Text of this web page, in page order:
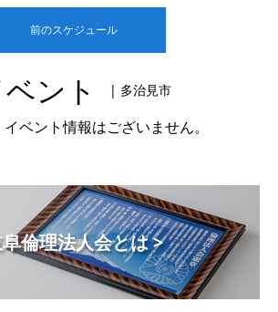
前のスケジュール
ント | 多治見市
ベント情報はございません。
倫理法人会とは >